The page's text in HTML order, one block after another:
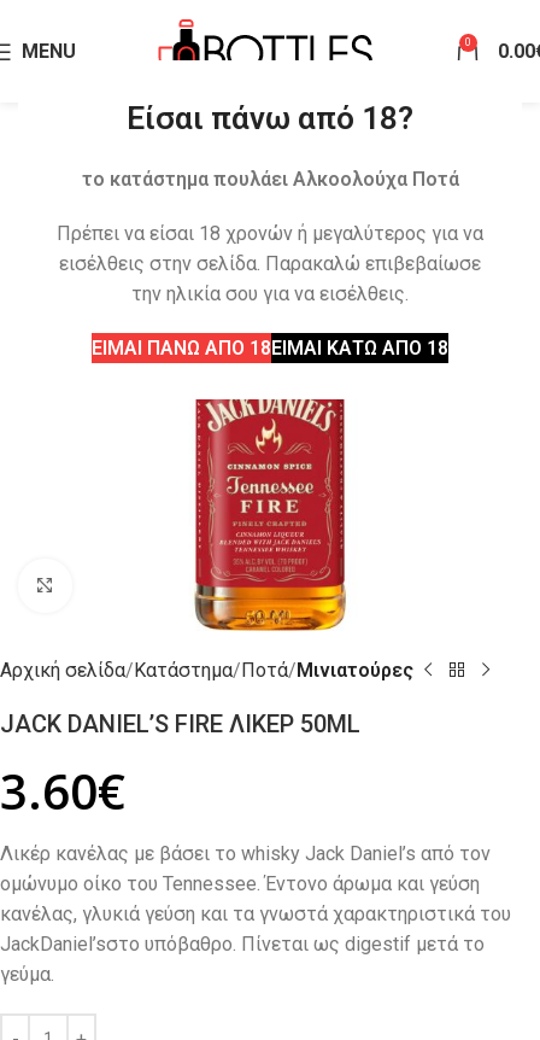
Είσαι πάνω από 18?
το κατάστημα πουλάει Αλκοολούχα Ποτά
Πρέπει να είσαι 18 χρονών ή μεγαλύτερος για να
εισέλθεις στην σελίδα. Παρακαλώ επιβεβαίωσε
την ηλικία σου για να εισέλθεις.
ΕΙΜΑΙ ΠΑΝΩ ΑΠΟ 18ΕΙΜΑΙ ΚΑΤΩ ΑΠΟ 18
MENU 0 0.00
Click to enlarge
Αρχική σελίδα Κατάστημα Ποτά Μινιατούρες
JACK DANIEL’S FIRE ΛΙΚΕΡ 50ML
3.60€
Λικέρ κανέλας με βάσει το whisky Jack Daniel’s από τον
ομώνυμο οίκο του Tennessee. Έντονο άρωμα και γεύση
κανέλας, γλυκιά γεύση και τα γνωστά χαρακτηριστικά του
JackDaniel’sστο υπόβαθρο. Πίνεται ως digestif μετά το
γεύμα.